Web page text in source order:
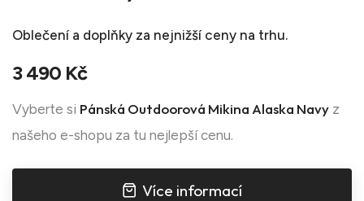
Oblečení a doplňky za nejnižší ceny na trhu.
3 490 Kč
Vyberte si Pánská Outdoorová Mikina Alaska Navy z
našeho e-shopu za tu nejlepší cenu.
Více informací